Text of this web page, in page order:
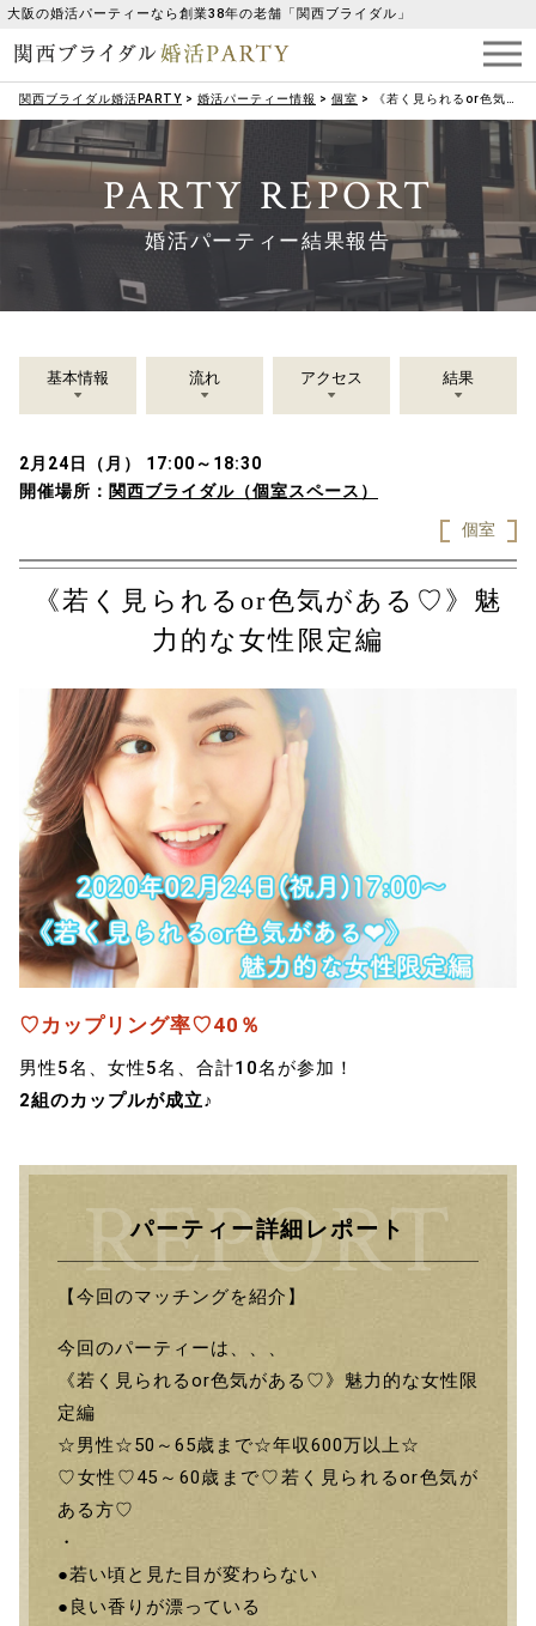
大阪の婚活パーティーなら創業38年の老舗「関西ブライダル」
関西ブライダル婚活PARTY > 婚活パーティー情報 > 個室 > 《若く見られるor色気がある♡》魅力的な女性限定編
PARTY REPORT
婚活パーティー結果報告
基本情報 流れ アクセス 結果
2月24日（月） 17:00～18:30
開催場所： 関西ブライダル（個室スペース）
個室
《若く見られるor色気がある♡》魅
力的な女性限定編
♡カップリング率♡40％
男性5名、女性5名、合計10名が参加！
2組のカップルが成立♪
パーティー詳細レポート
【今回のマッチングを紹介】
今回のパーティーは、、、
《若く見られるor色気がある♡》魅力的な女性限
定編
☆男性☆50～65歳まで☆年収600万以上☆
♡女性♡45～60歳まで♡若く見られるor色気が
ある方♡
・
●若い頃と見た目が変わらない
●良い香りが漂っている